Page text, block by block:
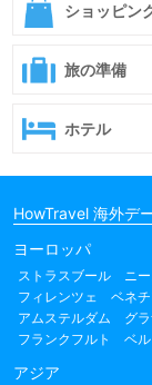
ショッピン
旅の準備
ホテル
HowTravel 海外デ
ヨーロッパ
ストラスブール ニ
フィレンツェ
ベネ
アムステルダム
グ
フランクフルト
ベ
アジア